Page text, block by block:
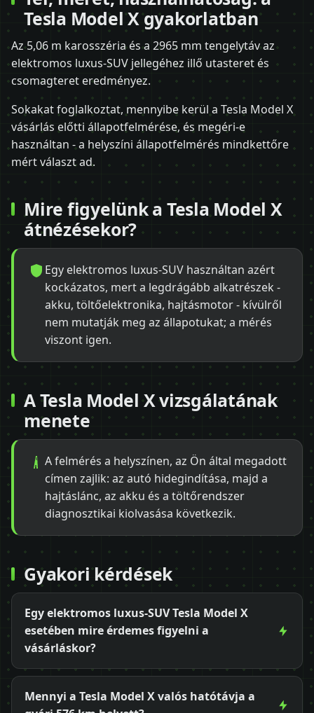
Tesla Model X gyakorlatban
Az 5,06 m karosszéria és a 2965 mm tengelytáv az
elektromos luxus-SUV jellegéhez illő utasteret és
csomagteret eredményez.
Sokakat foglalkoztat, mennyibe kerül a Tesla Model X
vásárlás előtti állapotfelmérése, és megéri-e
használtan - a helyszíni állapotfelmérés mindkettőre
mért választ ad.
Mire figyelünk a Tesla Model X
átnézésekor?
Egy elektromos luxus-SUV használtan azért
kockázatos, mert a legdrágább alkatrészek -
akku, töltőelektronika, hajtásmotor - kívülről
nem mutatják meg az állapotukat; a mérés
viszont igen.
A Tesla Model X vizsgálatának
menete
A felmérés a helyszínen, az Ön által megadott
címen zajlik: az autó hidegindítása, majd a
hajtáslánc, az akku és a töltőrendszer
diagnosztikai kiolvasása következik.
Gyakori kérdések
Egy elektromos luxus-SUV Tesla Model X
esetében mire érdemes figyelni a
vásárláskor?
Mennyi a Tesla Model X valós hatótávja a